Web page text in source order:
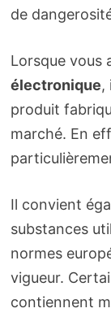
de
Lorsque vous
électronique,
produit
marché. En
Il convient
substances
normes
vigueur.
contiennent